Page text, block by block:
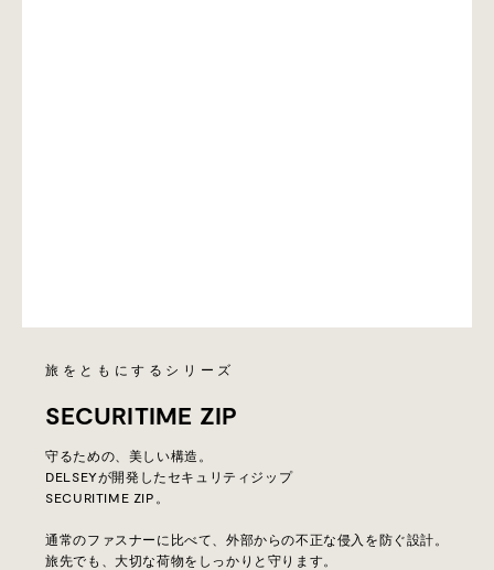
旅をともにするシリーズ
SECURITIME ZIP
守るための、美しい構造。
DELSEYが開発したセキュリティジップ
SECURITIME ZIP。
通常のファスナーに比べて、外部からの不正な侵入を防ぐ設計。
旅先でも、大切な荷物をしっかりと守ります。